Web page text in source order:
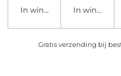
In winkelwagen
In
Gratis verzending bij